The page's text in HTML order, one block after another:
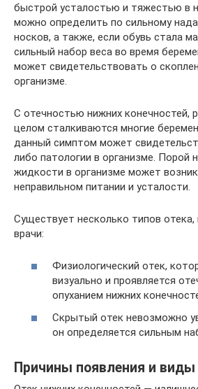
быстрой усталостью и тяжестью в
можно определить по сильному
носков, а также, если обувь стала
сильный набор веса во время
может свидетельствовать о
организме.
С отечностью нижних конечностей,
целом сталкиваются многие
данный симптом может
либо патологии в организме. Порой
жидкости в организме может
неправильном питании и усталости.
Существует несколько типов
врачи:
Физиологический отек,
визуально и проявляется
опуханием нижних
Скрытый отек невозможно
он определяется сильным
Причины появления и виды